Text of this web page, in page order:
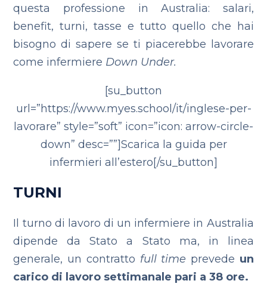
questa professione in Australia: salari,
benefit, turni, tasse e tutto quello che hai
bisogno di sapere se ti piacerebbe lavorare
come infermiere Down Under.
[su_button
url=”https://www.myes.school/it/inglese-per-
lavorare” style=”soft” icon=”icon: arrow-circle-
down” desc=””]Scarica la guida per
infermieri all’estero[/su_button]
TURNI
Il turno di lavoro di un infermiere in Australia
dipende da Stato a Stato ma, in linea
generale, un contratto full time prevede un
carico di lavoro settimanale pari a 38 ore.